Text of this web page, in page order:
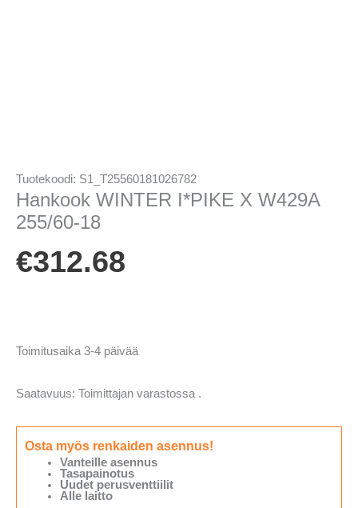
Tuotekoodi: S1_T25560181026782
Hankook WINTER I*PIKE X W429A
255/60-18
€312.68
Toimitusaika 3-4 päivää
Saatavuus: Toimittajan varastossa .
Osta myös renkaiden asennus!
Vanteille asennus
Tasapainotus
Uudet perusventtiilit
Alle laitto